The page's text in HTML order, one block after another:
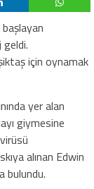
geldi.
için oynamak
yer alan
giymesine
alınan Edwin
bulundu.